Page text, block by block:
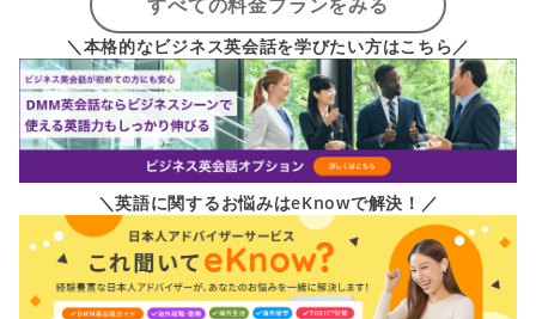
＼本格的なビジネス英会話を学びたい方はこちら／
＼英語に関するお悩みはeKnowで解決！／